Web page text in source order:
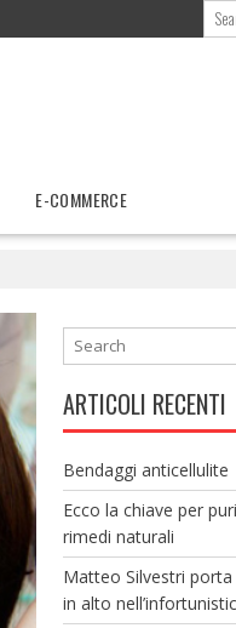
E-COMMERCE
ARTICOLI RECENTI
Bendaggi anticellulite
Ecco la chiave per
rimedi naturali
Matteo Silvestri
in alto